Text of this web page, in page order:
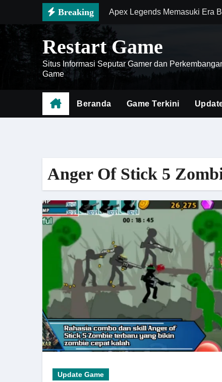
content
Breaking Apex Legends Memasuki Era
Zenless Zone Zero Semakin
Mengenal Battlefield 6 sebagai
Cara Menghemat Waktu Saat
Cara Menguasai Meta Honor
Restart Game
Situs Informasi Seputar Gamer dan
Game
Beranda Game Terkini
Anger Of Stick 5
Update Game